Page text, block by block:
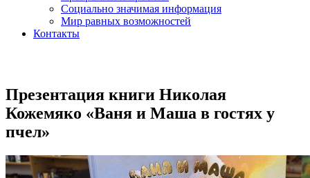
Социально значимая информация
Мир равных возможностей
Контакты
Презентация книги Николая
Кожемяко «Ваня и Маша в гостях у
пчел»